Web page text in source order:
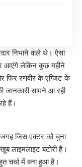
निभाने वाले थे। ऐसा
आएंगे लेकिन कुछ महीने
फिर रणवीर के एग्जिट के
जानकारी सामने आ रही
हैं।
जगह जिस एक्टर को चुना
लाइमलाइट बटोरी है।
चर्चा में बना हुआ है।